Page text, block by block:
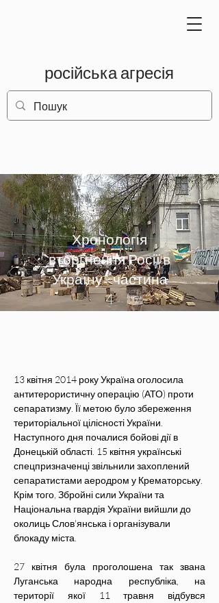
російська агресія
Хронологія
вторгнення Росії в
Україну - частина
4
13 квітня 2014 року Україна оголосила
антитерористичну операцію (АТО) проти
сепаратизму. Її метою було збереження
територіальної цілісності України.
Наступного дня почалися бойові дії в
Донецькій області. 15 квітня українські
спецпризначенці звільнили захоплений
сепаратистами аеродром у Крематорську.
Крім того, Збройні сили України та
Національна гвардія України вийшли до
околиць Слов'янська і організували
блокаду міста.
27 квітня була проголошена так звана
Луганська народна республіка, на
території якої 11 травня відбувся